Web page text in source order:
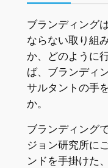
ブランディング
ならない取り組
か、どのように
ば、ブランディ
サルタントの手
か。
ブランディング
ジョン研究所に
ンドを手掛けた